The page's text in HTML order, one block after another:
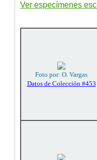
Ver especímenes
Foto por: O. Vargas
Datos de Colección #453